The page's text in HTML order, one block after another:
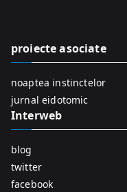
proiecte asociate
noaptea instinctelor
jurnal eidotomic
Interweb
blog
twitter
facebook